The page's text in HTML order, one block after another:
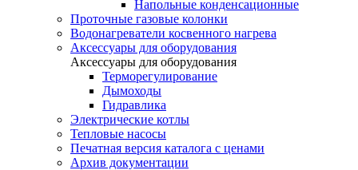
Напольные конденсационные
Проточные газовые колонки
Водонагреватели косвенного нагрева
Аксессуары для оборудования
Аксессуары для оборудования
Терморегулирование
Дымоходы
Гидравлика
Электрические котлы
Тепловые насосы
Печатная версия каталога с ценами
Архив документации